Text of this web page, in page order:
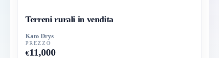
Terreni rurali in vendita
Kato Drys
PREZZO
€11,000